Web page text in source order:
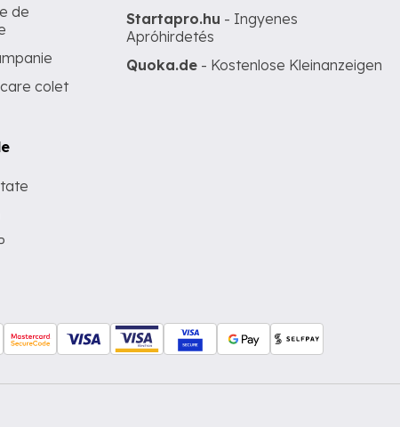
de
colet
Startapro.hu - Ingyenes
Apróhirdetés
Quoka.de - Kostenlose Kleinanzeigen